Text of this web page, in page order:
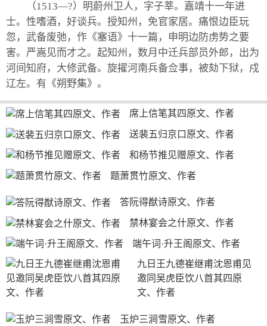
（1513—?）明蔚州卫人，字子莘。嘉靖十一年进
士。性嗜酒，好谈兵。授知州，免官家居。痛恨边臣玩
忽，武备废弛，作《塞语》十一篇，申明边防虏势之要
害。严嵩见而才之。起知州，数月中迁兵部员外郎，出为
河间知府，大修武备。旋擢河南兵备佥事，被劾下狱，戍
辽左。有《朔野集》。
席上信笔其四原文、作者
送裴五归京口原文、作者
和杨节推见赠原文、作者
题萧贯竹原文、作者
答阮得猷诗原文、作者
禁林宴会之什原文、作者
端午词·升王阁原文、作者
九日王九德崔继甫沈恩甫见
邀同吴虎臣饮八首其四原
文、作者
玉炉三涧雪原文、作者